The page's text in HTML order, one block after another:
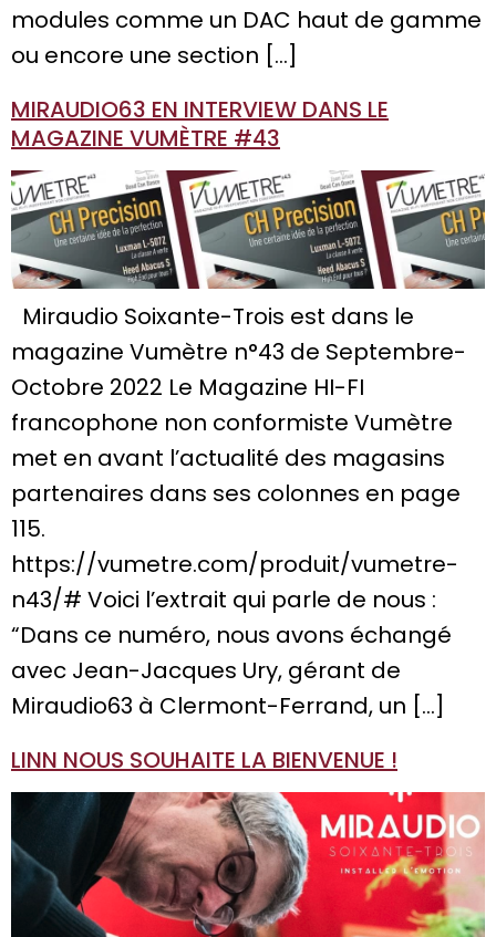
modules comme un DAC haut de gamme
ou encore une section […]
MIRAUDIO63 EN INTERVIEW DANS LE
MAGAZINE VUMÈTRE #43
Miraudio Soixante-Trois est dans le
magazine Vumètre n°43 de Septembre-
Octobre 2022 Le Magazine HI-FI
francophone non conformiste Vumètre
met en avant l’actualité des magasins
partenaires dans ses colonnes en page
115.
https://vumetre.com/produit/vumetre-
n43/# Voici l’extrait qui parle de nous :
“Dans ce numéro, nous avons échangé
avec Jean-Jacques Ury, gérant de
Miraudio63 à Clermont-Ferrand, un […]
LINN NOUS SOUHAITE LA BIENVENUE !